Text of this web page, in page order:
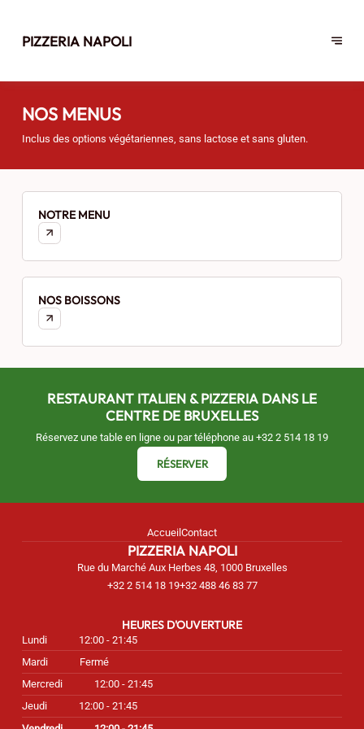
PIZZERIA NAPOLI
NOS MENUS
Inclus des options végétariennes, sans lactose et sans gluten.
NOTRE MENU
NOS BOISSONS
RESTAURANT ITALIEN & PIZZERIA DANS LE
CENTRE DE BRUXELLES
Réservez une table en ligne ou par téléphone au +32 2 514 18 19
RÉSERVER
Accueil Contact
PIZZERIA NAPOLI
Rue du Marché Aux Herbes 48, 1000 Bruxelles
+32 2 514 18 19+32 488 46 83 77
HEURES D'OUVERTURE
Lundi
12:00 - 21:45
Mardi
Fermé
Mercredi
12:00 - 21:45
Jeudi
12:00 - 21:45